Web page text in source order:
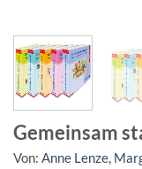
Gemeinsam
Von: Anne Lenze,